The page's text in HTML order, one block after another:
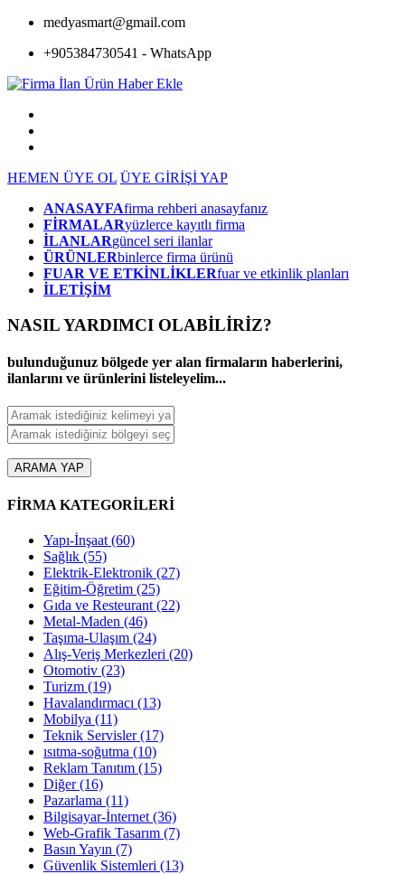
medyasmart@gmail.com
+905384730541 - WhatsApp
HEMEN ÜYE OL ÜYE GİRİŞİ YAP
ANASAYFAfirma rehberi anasayfanız
FİRMALARyüzlerce kayıtlı firma
İLANLARgüncel seri ilanlar
ÜRÜNLERbinlerce firma ürünü
FUAR VE ETKİNLİKLERfuar ve etkinlik planları
İLETİŞİM
NASIL YARDIMCI OLABİLİRİZ?
bulunduğunuz bölgede yer alan firmaların haberlerini,
ilanlarını ve ürünlerini listeleyelim...
ARAMA YAP
FİRMA KATEGORİLERİ
Yapı-İnşaat (60)
Sağlık (55)
Elektrik-Elektronik (27)
Eğitim-Öğretim (25)
Gıda ve Resteurant (22)
Metal-Maden (46)
Taşıma-Ulaşım (24)
Alış-Veriş Merkezleri (20)
Otomotiv (23)
Turizm (19)
Havalandırmacı (13)
Mobilya (11)
Teknik Servisler(17)
ısıtma-soğutma (10)
Reklam Tanıtım (15)
Diğer(16)
Pazarlama (11)
Bilgisayar-İnternet (36)
Web-Grafik Tasarım (7)
Basın Yayın (7)
Güvenlik Sistemleri (13)